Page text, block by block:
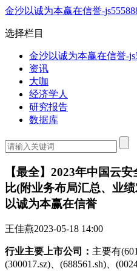
金沙以诚为本赢在信誉-
选择栏目
金沙以诚为本赢在信誉-
资讯
大咖
经济学人
研究报告
数据库
【最全】2023年中国云
比(附业务布局汇总、业
以诚为本赢在信誉
王佳燕2023-05-18 14:00
行业主要上市公司： 主要有
(300017.sz)、(688561.sh)、